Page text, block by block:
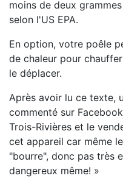
moins de deux
selon l'US EPA.
En option, votre poêle
de chaleur pour
le déplacer.
Après avoir lu ce texte,
commenté sur
Trois-Rivières et le
cet appareil car même
"bourre", donc pas très
dangereux même! »